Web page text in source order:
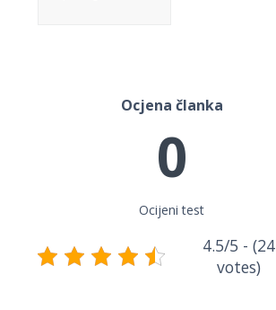
Ocjena članka
0
Ocijeni test
4.5/5 - (24
votes)